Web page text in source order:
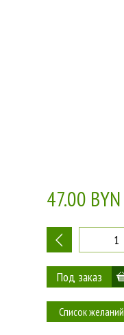
47.00 BYN
-
Список желаний